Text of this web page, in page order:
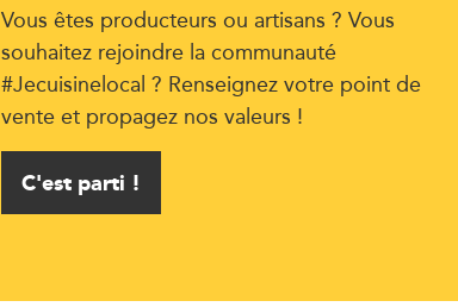
Vous êtes producteurs ou artisans ? Vous
souhaitez rejoindre la communauté
#Jecuisinelocal ? Renseignez votre point de
vente et propagez nos valeurs !
C'est parti !